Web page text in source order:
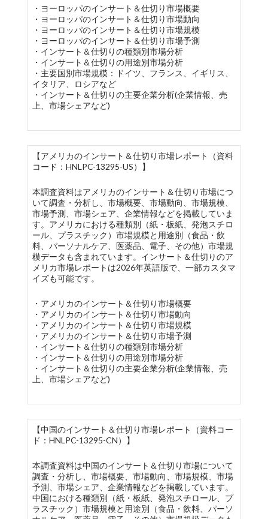
・ヨーロッパのインサート＆仕切り市場概要
・ヨーロッパのインサート＆仕切り市場動向
・ヨーロッパのインサート＆仕切り市場規模
・ヨーロッパのインサート＆仕切り市場予測
・インサート＆仕切りの種類別市場分析
・インサート＆仕切りの用途別市場分析
・主要国別市場規模：ドイツ、フランス、イギリス、
イタリア、ロシアなど
・インサート＆仕切りの主要企業分析(企業情報、売
上、市場シェアなど)
【アメリカのインサート＆仕切り市場レポート（資料
コード：HNLPC-13295-US）】
本調査資料はアメリカのインサート＆仕切り市場につ
いて調査・分析し、市場概要、市場動向、市場規模、
市場予測、市場シェア、企業情報などを掲載していま
す。アメリカにおける種類別（紙・板紙、発泡スチロ
ール、プラスチック）市場規模と用途別（食品・飲
料、パーソナルケア、医薬品、電子、その他）市場規
模データも含まれています。インサート＆仕切りのア
メリカ市場レポートは2026年英語版で、一部カスタマ
イズも可能です。
・アメリカのインサート＆仕切り市場概要
・アメリカのインサート＆仕切り市場動向
・アメリカのインサート＆仕切り市場規模
・アメリカのインサート＆仕切り市場予測
・インサート＆仕切りの種類別市場分析
・インサート＆仕切りの用途別市場分析
・インサート＆仕切りの主要企業分析(企業情報、売
上、市場シェアなど)
【中国のインサート＆仕切り市場レポート（資料コー
ド：HNLPC-13295-CN）】
本調査資料は中国のインサート＆仕切り市場について
調査・分析し、市場概要、市場動向、市場規模、市場
予測、市場シェア、企業情報などを掲載しています。
中国における種類別（紙・板紙、発泡スチロール、プ
ラスチック）市場規模と用途別（食品・飲料、パーソ